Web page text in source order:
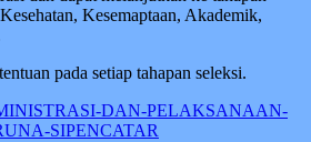
Kesemaptaan, Akademik,
pada setiap tahapan seleksi.
DAN-PELAKSANAAN-
SIPENCATAR